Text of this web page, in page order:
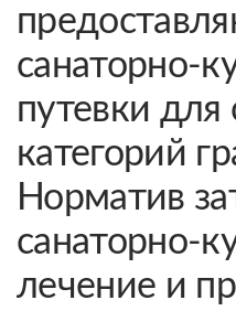
санаторно-
путевки для
категорий
Норматив
санаторно-
лечение и